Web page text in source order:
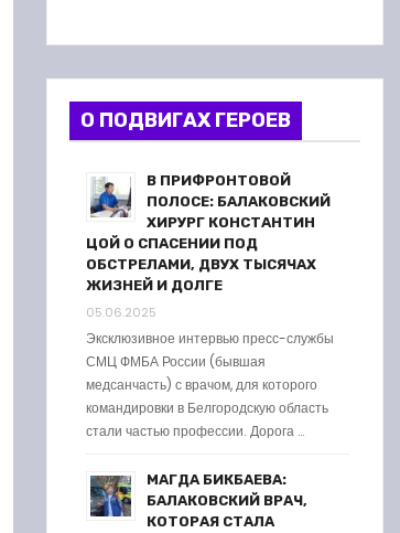
О ПОДВИГАХ ГЕРОЕВ
В ПРИФРОНТОВОЙ
ПОЛОСЕ: БАЛАКОВСКИЙ
ХИРУРГ КОНСТАНТИН
ЦОЙ О СПАСЕНИИ ПОД
ОБСТРЕЛАМИ, ДВУХ ТЫСЯЧАХ
ЖИЗНЕЙ И ДОЛГЕ
05.06.2025
Эксклюзивное интервью пресс-службы
СМЦ ФМБА России (бывшая
медсанчасть) с врачом, для которого
командировки в Белгородскую область
стали частью профессии. Дорога …
МАГДА БИКБАЕВА:
БАЛАКОВСКИЙ ВРАЧ,
КОТОРАЯ СТАЛА